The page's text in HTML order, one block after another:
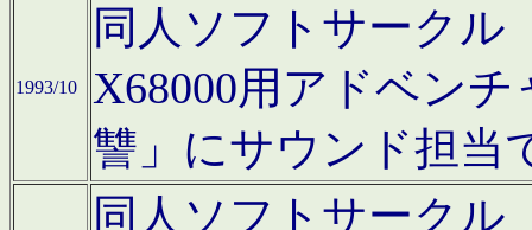
1993/10
同人ソフトサークル
X68000用アドベン
讐」にサウンド担当
同人ソフトサークル